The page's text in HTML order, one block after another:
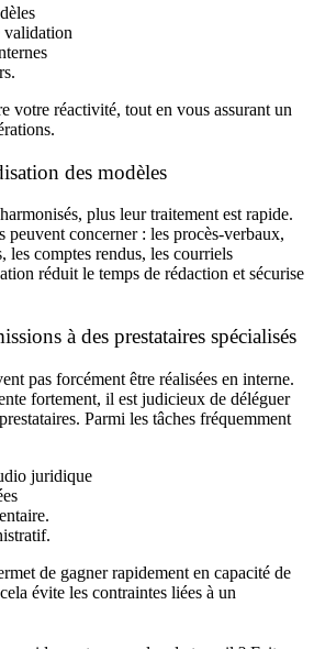
votre réactivité, tout en vous assurant un
des modèles
plus leur traitement est rapide.
peuvent concerner : les procès-verbaux,
les comptes rendus, les courriels
réduit le temps de rédaction et sécurise
à des prestataires spécialisés
pas forcément être réalisées en interne.
fortement, il est judicieux de déléguer
Parmi les tâches fréquemment
juridique
de gagner rapidement en capacité de
évite les contraintes liées à un